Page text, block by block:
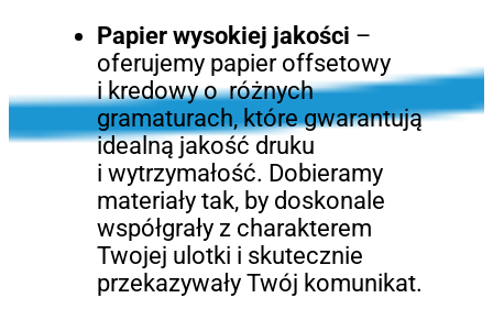
Papier wysokiej jakości –
oferujemy papier offsetowy
i kredowy o różnych
gramaturach, które gwarantują
idealną jakość druku
i wytrzymałość. Dobieramy
materiały tak, by doskonale
współgrały z charakterem
Twojej ulotki i skutecznie
przekazywały Twój komunikat.